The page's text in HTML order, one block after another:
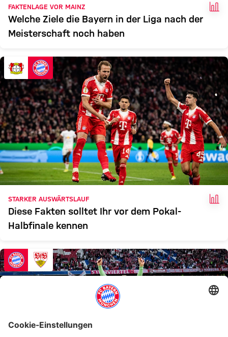
FAKTENLAGE VOR MAINZ
Welche Ziele die Bayern in der Liga nach der
Meisterschaft noch haben
STARKER AUSWÄRTSLAUF
Diese Fakten solltet Ihr vor dem Pokal-
Halbfinale kennen